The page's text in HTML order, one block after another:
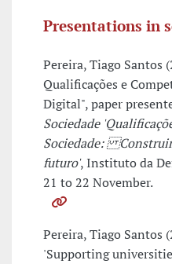
Presentations in
Pereira, Tiago Santos
Qualificações e
Digital", paper
Sociedade
Sociedade: Construir
futuro', Instituto da
21 to 22 November.
Pereira, Tiago Santos
'Supporting